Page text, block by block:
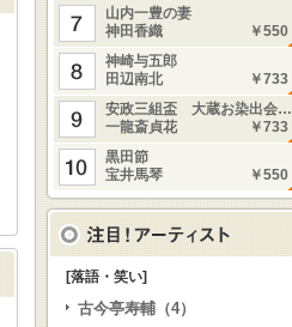
山内一豊の妻
神田香織
￥550
神崎与五郎
田辺南北
￥733
安政三組盃 大蔵お染出会…
一龍斎貞花
￥733
黒田節
宝井馬琴
￥550
[落語・笑い]
古今亭寿輔（4）